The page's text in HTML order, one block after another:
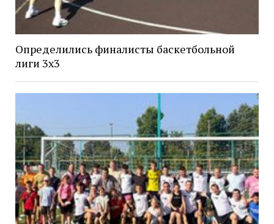
Определились финалисты баскетбольной
лиги 3х3